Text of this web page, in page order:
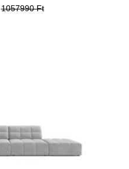
1057990 Ft